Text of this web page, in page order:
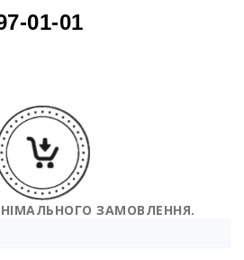
01-01
ЗАМОВЛЕННЯ.